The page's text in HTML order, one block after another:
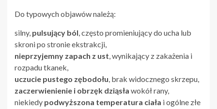
Do typowych objawów należą:
silny, pulsujący ból, często promieniujący do ucha lub
skroni po stronie ekstrakcji,
nieprzyjemny zapach z ust, wynikający z zakażenia i
rozpadu tkanek,
uczucie pustego zębodołu, brak widocznego skrzepu,
zaczerwienienie i obrzęk dziąsła wokół rany,
niekiedy podwyższona temperatura ciała i ogólne złe